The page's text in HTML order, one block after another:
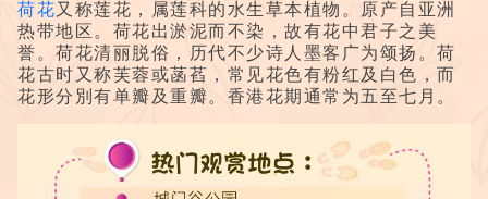
荷花又称莲花，属莲科的水生草本植物。原产自亚洲
热带地区。荷花出淤泥而不染，故有花中君子之美
誉。荷花清丽脱俗，历代不少诗人墨客广为颂扬。荷
花古时又称芙蓉或菡萏，常见花色有粉红及白色，而
花形分別有单瓣及重瓣。香港花期通常为五至七月。